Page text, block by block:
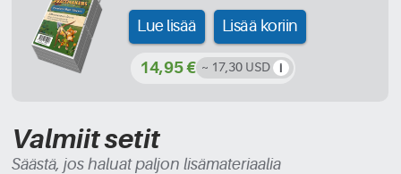
Lue lisää Lisää koriin
14,95 € ~ 17,30 USD
Valmiit setit
Säästä, jos haluat paljon lisämateriaalia